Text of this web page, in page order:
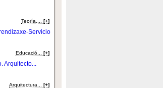
[+]
Teorí­a,...[+]
Servicio
Educació...[+]
Arquitecto...
Arquitectura...[+]